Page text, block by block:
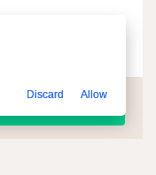
Discard Allow